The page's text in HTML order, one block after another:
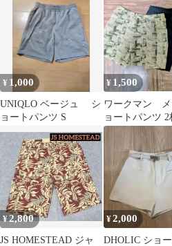
¥ 1,000
UNIQLO ベージュ シ
ョートパンツ S
¥ 1,500
ワークマン メ
ョートパンツ 2
ト
¥2,800
JS HOMESTEAD ジャ
¥2,000
DHOLIC ショ